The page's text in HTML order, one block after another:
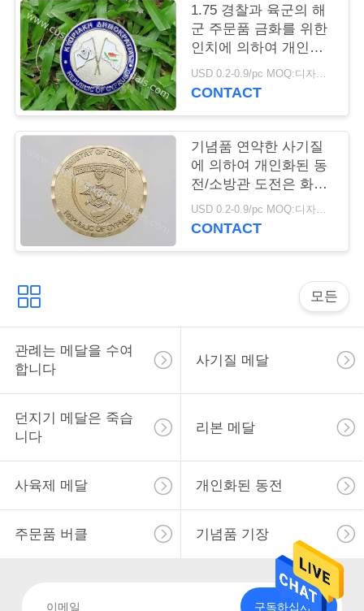
세
요
뉴
스
사
이
트
맵
PRIVACY
POLICY
1.75 경찰과 육군의 해
군 주문품 금화를 위한
인치에 의하여 개인화
되는 동전
USD 0.2-0.9/pc MOQ:디자인 당 100 PC
CONTACT
기념품 연약한 사기질
에 의하여 개인화된 동
전/소방관 도전은 화폐
로 주조합니다
USD 0.2-0.9/pc MOQ:디자인 당 100 PC
CONTACT
모든
관례는 메달을 수여
합니다
사기질 메달
던지기 메달은 죽습
니다
리본 메달
사육제 메달 개인화된 동전
주문품 버클 기념품 기장
구독하십시오